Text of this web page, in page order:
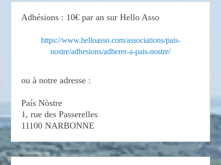
Adhésions : 10€ par an sur Hello Asso
https://www.helloasso.com/associations/pais-
nostre/adhesions/adherer-a-pais-nostre/
ou à notre adresse :
País Nòstre
1, rue des Passerelles
11100 NARBONNE